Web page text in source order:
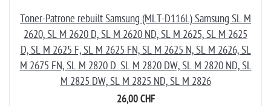
Toner-Patrone rebuilt Samsung (MLT-D116L) Samsung SL M
2620, SL M 2620 D, SL M 2620 ND, SL M 2625, SL M 2625
D, SL M 2625 F, SL M 2625 FN, SL M 2625 N, SL M 2626, SL
M 2675 FN, SL M 2820 D. SL M 2820 DW, SL M 2820 ND, SL
M 2825 DW, SL M 2825 ND, SL M 2826
26,00 CHF